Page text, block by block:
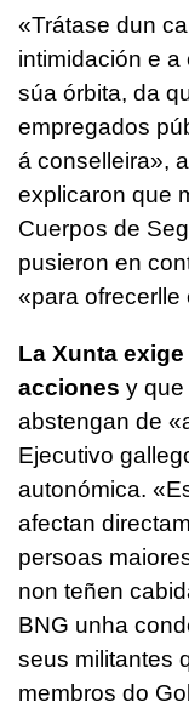
«Trátase dun
intimidación e
súa órbita, da
empregados
á conselleira»,
explicaron que
Cuerpos de
pusieron en
«para ofrecerlle
La Xunta
acciones y que
abstengan de
Ejecutivo
autonómica.
afectan
persoas
non teñen
BNG unha
seus militantes
membros do